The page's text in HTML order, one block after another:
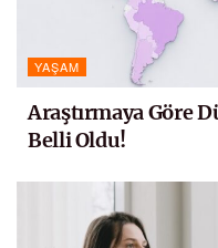
YAŞAM
Araştırmaya Göre
Belli Oldu!